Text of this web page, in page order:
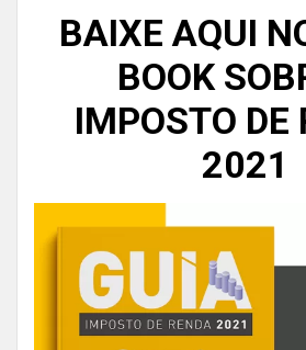
BAIXE AQUI
BOOK
IMPOSTO DE
2021